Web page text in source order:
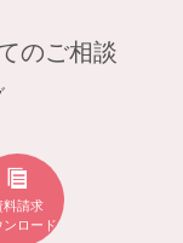
のご相談
料請求
ンロード